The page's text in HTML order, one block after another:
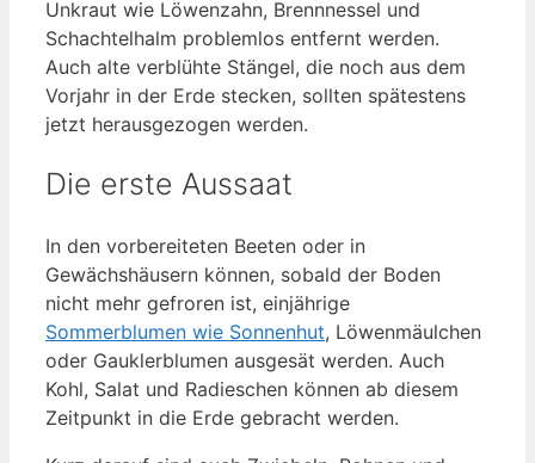
Unkraut wie Löwenzahn, Brennnessel und
Schachtelhalm problemlos entfernt werden.
Auch alte verblühte Stängel, die noch aus dem
Vorjahr in der Erde stecken, sollten spätestens
jetzt herausgezogen werden.
Die erste Aussaat
In den vorbereiteten Beeten oder in
Gewächshäusern können, sobald der Boden
nicht mehr gefroren ist, einjährige
Sommerblumen wie Sonnenhut, Löwenmäulchen
oder Gauklerblumen ausgesät werden. Auch
Kohl, Salat und Radieschen können ab diesem
Zeitpunkt in die Erde gebracht werden.